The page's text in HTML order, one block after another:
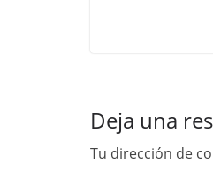
Deja una
Tu dirección de